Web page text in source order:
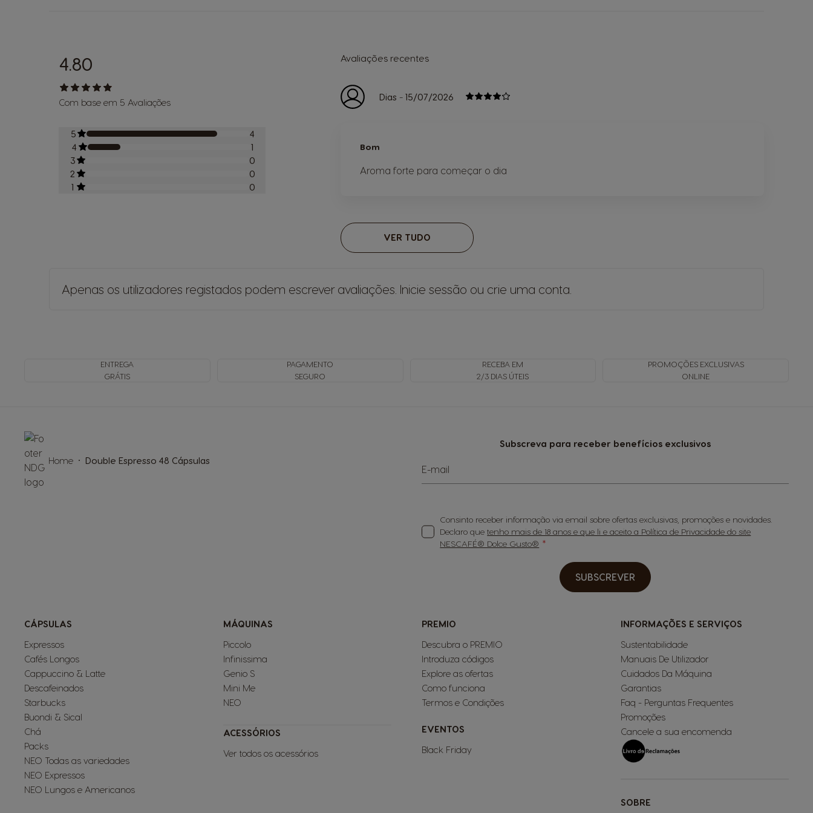
4.80
Com base em 5 Avaliações
5
4
4
1
3
0
2
0
1
0
Avaliações recentes
Dias - 15/07/2026
Bom
Aroma forte para começar o dia
VER TUDO
Apenas os utilizadores registados podem escrever avaliações. Inicie sessão ou crie uma conta
ENTREGA
GRÁTIS
PAGAMENTO
SEGURO
RECEBA EM
2/3 DIAS ÚTEIS
PROMOÇÕES EXCLUSIVAS
ONLINE
Subscreva para receber benefícios exclusivos
E-mail
Consinto receber informação via email sobre ofertas exclusivas, promoções e novidades.
Declaro quetenho mais de 18 anos e que li e aceito a Política de Privacidade do site
NESCAFÉ® Dolce Gusto®
SUBSCREVER
Home Double Espresso 48 Cápsulas
CÁPSULAS
Expressos
Cafés Longos
Cappuccino & Latte
Descafeinados
Starbucks
Buondi & Sical
Chá
Packs
NEO Todas as variedades
NEO Expressos
NEO Lungos e Americanos
MÁQUINAS
Piccolo
Infinissima
Genio S
Mini Me
NEO
ACESSÓRIOS
Ver todos os acessórios
PREMIO
Descubra o PREMIO
Introduza códigos
Explore as ofertas
Como funciona
Termos e Condições
EVENTOS
Black Friday
INFORMAÇÕES E SERVIÇOS
Sustentabilidade
Manuais De Utilizador
Cuidados Da Máquina
Garantias
Faq - Perguntas Frequentes
Promoções
Cancele a sua encomenda
SOBRE